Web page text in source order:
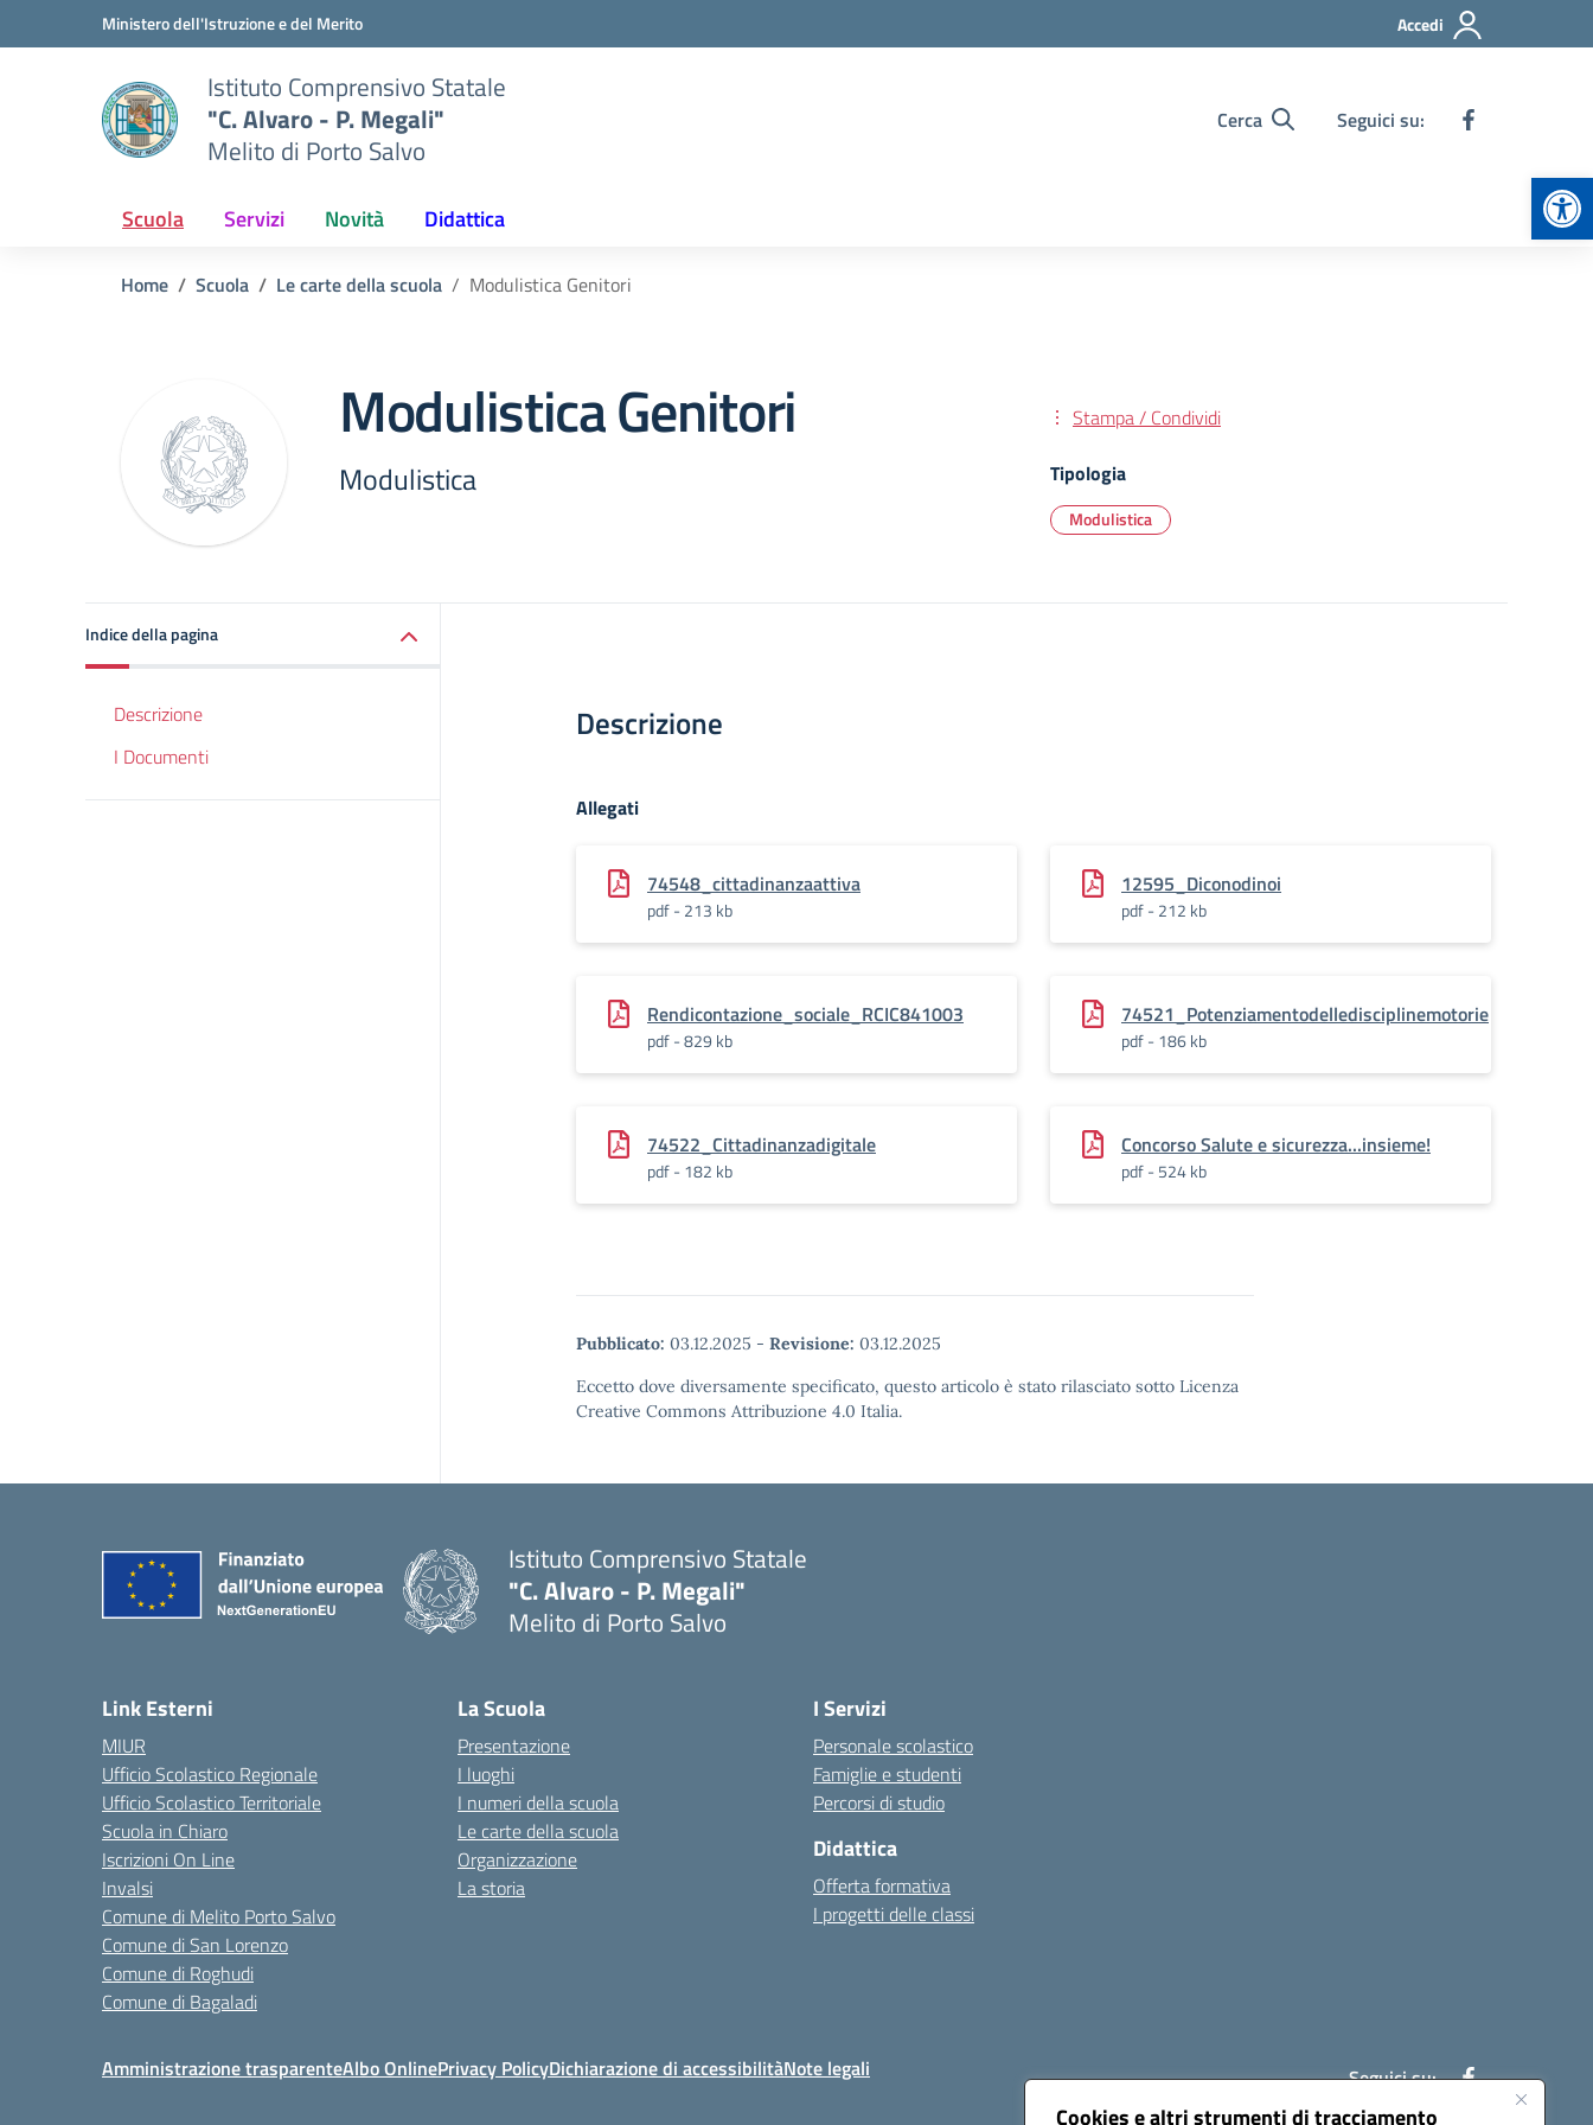
Cookies e altri strumenti di tracciamento
Vai ai contenuti
Vai al menu di navigazioneMinistero dell'Istruzione e del Merito Accedi
Istituto Comprensivo Statale
"C. Alvaro - P. Megali"
Melito di Porto Salvo
Cerca Seguici su:
Scuola Servizi Novità Didattica
Home Scuola Le carte della scuola Modulistica Genitori
Modulistica Genitori
Modulistica
Stampa / Condividi
Tipologia
Modulistica
Indice della pagina
Descrizione
I Documenti
Descrizione
Allegati
74548_cittadinanzaattiva
pdf - 213 kb
12595_Diconodinoi
pdf - 212 kb
Rendicontazione_sociale_RCIC841003
pdf - 829 kb
74521_Potenziamentodelledisciplinemotorie
pdf - 186 kb
74522_Cittadinanzadigitale
pdf - 182 kb
Concorso Salute e sicurezza...insieme!
pdf - 524 kb
Pubblicato: 03.12.2025 - Revisione: 03.12.2025
Eccetto dove diversamente specificato, questo articolo è stato rilasciato sotto Licenza
Creative Commons Attribuzione 4.0 Italia.
Istituto Comprensivo Statale
"C. Alvaro - P. Megali"
Melito di Porto Salvo
Link Esterni
MIUR
Ufficio Scolastico Regionale
Ufficio Scolastico Territoriale
Scuola in Chiaro
Iscrizioni On Line
Invalsi
Comune di Melito Porto Salvo
Comune di San Lorenzo
Comune di Roghudi
Comune di Bagaladi
La Scuola
Presentazione
I luoghi
I numeri della scuola
Le carte della scuola
Organizzazione
La storia
I Servizi
Personale scolastico
Famiglie e studenti
Percorsi di studio
Didattica
Offerta formativa
I progetti delle classi
Amministrazione trasparenteAlbo OnlinePrivacy PolicyDichiarazione di accessibilitàNote legali Seguici su: